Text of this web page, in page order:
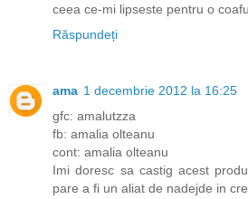
ceea ce-mi lipseste pentru o
Răspundeți
ama 1 decembrie 2012 la 16:25
gfc: amalutzza
fb: amalia olteanu
cont: amalia olteanu
Imi doresc sa castig acest
pare a fi un aliat de nadejde in